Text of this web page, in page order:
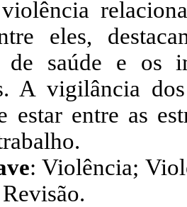
eles,
de saúde e os
A vigilância
estar entre as
: Violência;